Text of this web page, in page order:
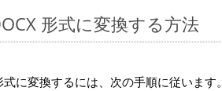
形式に変換する方法
に変換するには、次の手順に従います。